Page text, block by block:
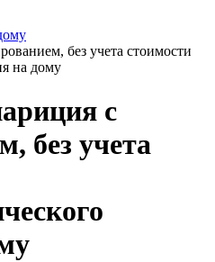
без учета стоимости
на дому
с
без учета